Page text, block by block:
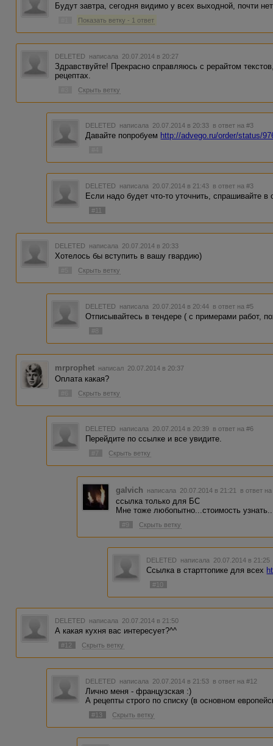
Будут завтра, сегодня видимо у всех выходной, почти
Показать ветку - 1 ответ
DELETED написала 20.07.2014 в 20:27
Здравствуйте! Прекрасно справляюсь с рерайтом
рецептах.
Скрыть ветку
DELETED написала 20.07.2014 в 20:33 в ответ на #3
Давайте попробуем http://advego.ru/order/status/
DELETED написала 20.07.2014 в 21:43 в ответ на #3
Если надо будет что-то уточнить, спрашивайте
#11
DELETED написала 20.07.2014 в 20:33
Хотелось бы вступить в вашу гвардию)
Скрыть ветку
DELETED написала 20.07.2014 в 20:44 в ответ на #5
Отписывайтесь в тендере ( с примерами работ,
#8
mrprophet написал 20.07.2014 в 20:37
Оплата какая?
Скрыть ветку
DELETED написала 20.07.2014 в 20:39 в ответ на #6
Перейдите по ссылке и все увидите.
#7 Скрыть ветку
galvich написала 20.07.2014 в 21:21 в ответ
ссылка только для БС
Мне тоже любопытно...стоимость
#9 Скрыть ветку
DELETED написала 20.07.2014 в
Ссылка в старттопике для всех
#10
DELETED написала 20.07.2014 в 21:50
А какая кухня вас интересует?^^
#12 Скрыть ветку
DELETED написала 20.07.2014 в 21:53 в ответ на #12
Лично меня - французская :)
А рецепты строго по списку (в основном
#13 Скрыть ветку